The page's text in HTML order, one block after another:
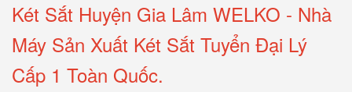
Két Sắt Huyện Gia Lâm WELKO - Nhà
Máy Sản Xuất Két Sắt Tuyển Đại Lý
Cấp 1 Toàn Quốc.